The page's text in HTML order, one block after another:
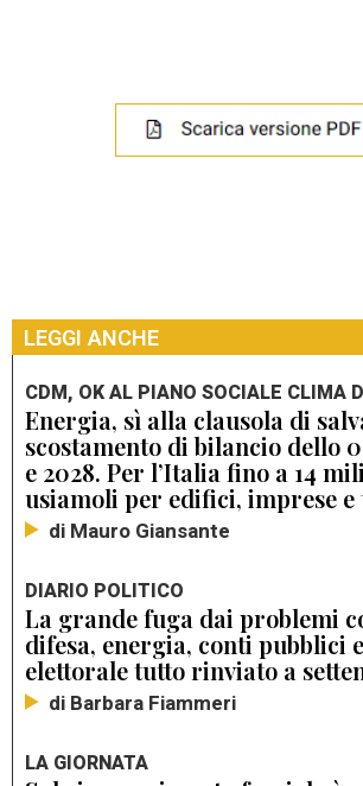
LEGGI ANCHE
CDM, OK AL PIANO SOCIALE CLIMA
Energia, sì alla clausola di
scostamento di bilancio dello
e 2028. Per l’Italia fino a 14
usiamoli per edifici, imprese
di Mauro Giansante
DIARIO POLITICO
La grande fuga dai problemi
difesa, energia, conti pubblici
elettorale tutto rinviato a
di Barbara Fiammeri
LA GIORNATA